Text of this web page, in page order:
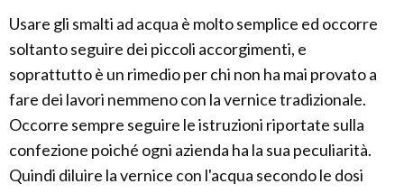
Usare gli smalti ad acqua è molto semplice ed occorre
soltanto seguire dei piccoli accorgimenti, e
soprattutto è un rimedio per chi non ha mai provato a
fare dei lavori nemmeno con la vernice tradizionale.
Occorre sempre seguire le istruzioni riportate sulla
confezione poiché ogni azienda ha la sua peculiarità.
Quindi diluire la vernice con l'acqua secondo le dosi